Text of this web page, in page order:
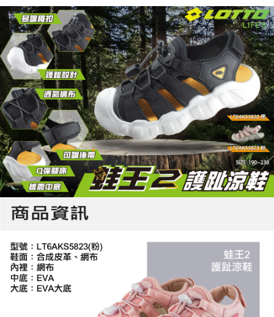
權轉讓予恩沛科技股份有限公司。
２．關於個人資料處理事宜，請瀏覽以下網址：
https://aftee.tw/terms/#terms3
３．未成年的使用者請事先徵得法定代理人或監護人之同意方可使用
「AFTEE先享後付」，若未經同意申辦者引起之損失，本公司不負相關責
任。
４．使用「AFTEE先享後付」時，將依據個別帳號之用戶狀況，依本公司即
時審查核予不同之上限額度；若仍有額度不足之情形，本公司將視審查結果
請求用戶進行身份認證。
５．嚴禁一人註冊多個帳號或使用他人資訊註冊。若發現惡意使用之情形，
恩沛科技股份有限公司將有權停止該用戶之使用額度並採取法律行動。
海外宅配 查看運費